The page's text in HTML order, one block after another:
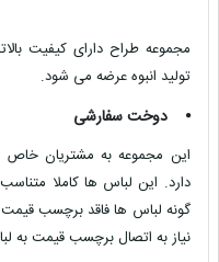
مجموعه طراح دارای کیفیت
تولید انبوه عرضه می شود.
⦁ دوخت سفارشی
این مجموعه به مشتریان خاص
دارد. این لباس ها کاملا
گونه لباس ها فاقد برچسب
نیاز به اتصال برچسب قیمت به